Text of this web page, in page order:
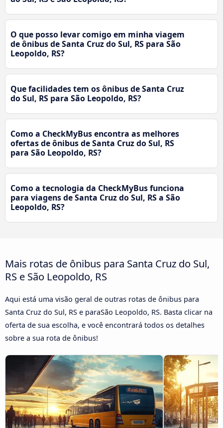
O que posso levar comigo em minha viagem
de ônibus de Santa Cruz do Sul, RS para São
Leopoldo, RS?
Que facilidades tem os ônibus de Santa Cruz
do Sul, RS para São Leopoldo, RS?
Como a CheckMyBus encontra as melhores
ofertas de ônibus de Santa Cruz do Sul, RS
para São Leopoldo, RS?
Como a tecnologia da CheckMyBus funciona
para viagens de Santa Cruz do Sul, RS a São
Leopoldo, RS?
Mais rotas de ônibus para Santa Cruz do Sul,
RS e São Leopoldo, RS
Aqui está uma visão geral de outras rotas de ônibus para
Santa Cruz do Sul, RS e paraSão Leopoldo, RS. Basta clicar na
oferta de sua escolha, e você encontrará todos os detalhes
sobre a sua rota de ônibus!